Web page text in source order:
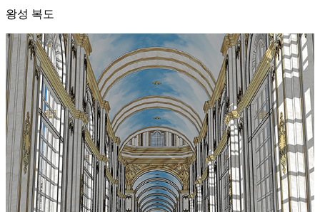
왕성 복도